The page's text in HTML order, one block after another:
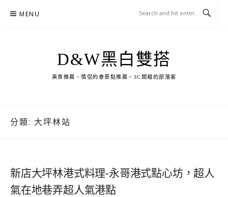
MENU
D&W黑白雙搭
美食推薦、情侶約會景點推薦、3C開箱的部落客
分類: 大坪林站
新店大坪林港式料理-永哥港式點心坊，超人
氣在地巷弄超人氣港點